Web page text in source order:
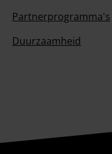
Partnerprogramma's
Duurzaamheid